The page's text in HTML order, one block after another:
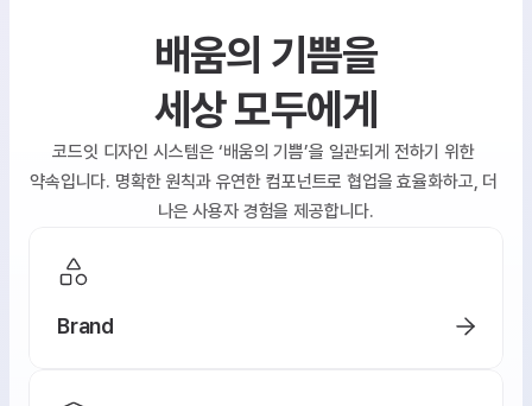
배움의 기쁨을
세상 모두에게
코드잇 디자인 시스템은 ‘배움의 기쁨’을 일관되게 전하기 위한
약속입니다. 명확한 원칙과 유연한 컴포넌트로 협업을 효율화하고, 더
나은 사용자 경험을 제공합니다.
Brand